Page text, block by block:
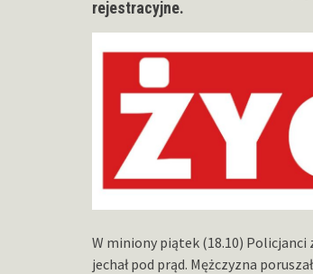
rejestracyjne.
W miniony piątek (18.10)
jechał pod prąd. Mężczyzna